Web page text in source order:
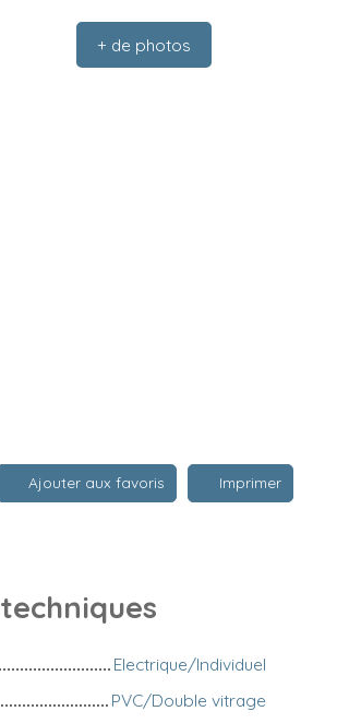
+ de photos
Ajouter aux favoris Imprimer
techniques
Electrique/Individuel
PVC/Double vitrage